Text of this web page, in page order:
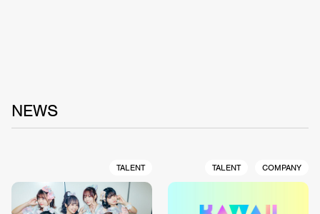
NEWS
TALENT TALENT COMPANY